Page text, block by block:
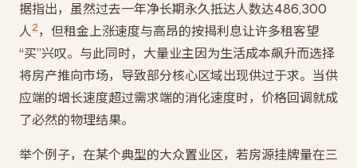
据指出，虽然过去一年净长期永久抵达人数达486,300
人2，但租金上涨速度与高昂的按揭利息让许多租客望
“买”兴叹。与此同时，大量业主因为生活成本飙升而选择
将房产推向市场，导致部分核心区域出现供过于求。当供
应端的增长速度超过需求端的消化速度时，价格回调就成
了必然的物理结果。
举个例子，在某个典型的大众置业区，若房源挂牌量在三